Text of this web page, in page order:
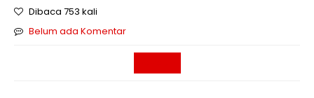
Dibaca 753 kali
Belum ada Komentar